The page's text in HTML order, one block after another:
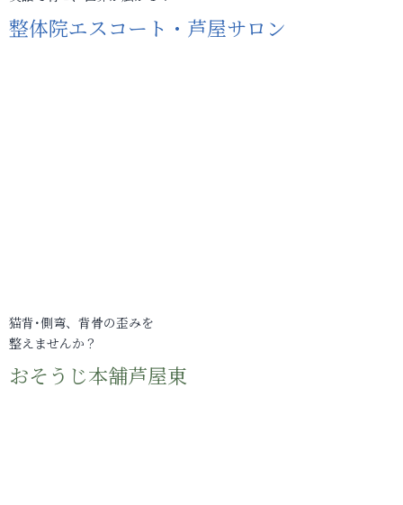
整体院エスコート・芦屋サロン
猫背･側弯、背骨の歪みを
整えませんか？
おそうじ本舗芦屋東